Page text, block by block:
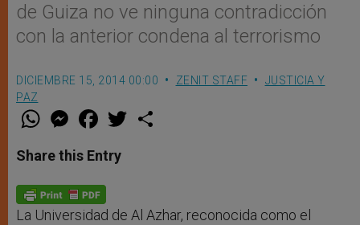
de Guiza no ve ninguna contradicción
con la anterior condena al terrorismo
DICIEMBRE 15, 2014 00:00 ZENIT STAFF
JUSTICIA Y
PAZ
W
t
s
p
p
M
e
s
e
g
e
r
F
a
e
b
o
k
w
Share this Entry
La Universidad de Al Azhar, reconocida como el